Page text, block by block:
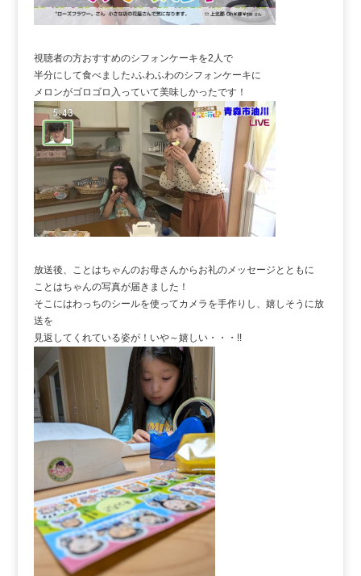
視聴者の方おすすめのシフォンケーキを2人で
半分にして食べました♪ふわふわのシフォンケーキに
メロンがゴロゴロ入っていて美味しかったです！
放送後、ことはちゃんのお母さんからお礼のメッセージとともに
ことはちゃんの写真が届きました！
そこにはわっちのシールを使ってカメラを手作りし、嬉しそうに放
送を
見返してくれている姿が！いや～嬉しい・・・!!